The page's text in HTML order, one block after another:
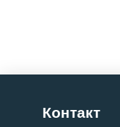
Контакт